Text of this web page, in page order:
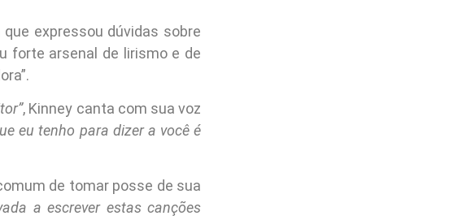
que expressou dúvidas sobre
forte arsenal de lirismo e de
, Kinney canta com sua voz
eu tenho para dizer a você é
de tomar posse de sua
a escrever estas canções